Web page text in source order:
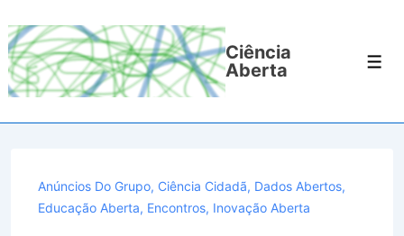
para
Ciência
Aberta
Anúncios Do Grupo, Ciência Cidadã, Dados Abertos,
Educação Aberta, Encontros, Inovação Aberta